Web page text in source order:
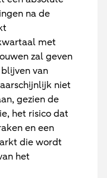
na de
met
zal geven
van
niet
gezien de
het risico dat
en een
die wordt
het